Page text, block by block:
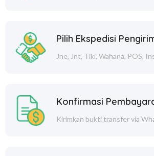
Pilih Ekspedisi
Jne, Jnt, Tiki, Wahana, POS,
Konfirmasi
Kirimkan bukti transfer via